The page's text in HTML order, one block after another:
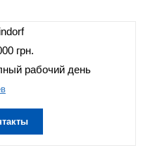
грн.
рабочий день